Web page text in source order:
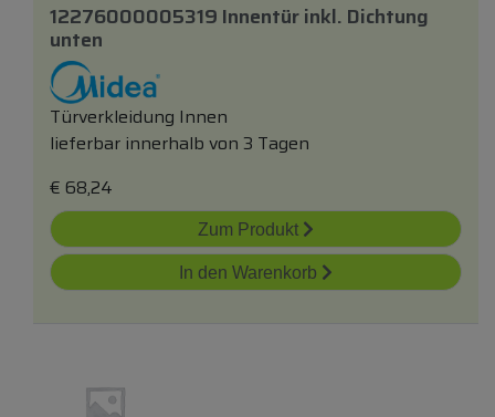
12276000005319 Innentürinkl. Dichtung
unten
Türverkleidung Innen
lieferbar innerhalb von 3 Tagen
€ 68,24
Zum Produkt
In den Warenkorb